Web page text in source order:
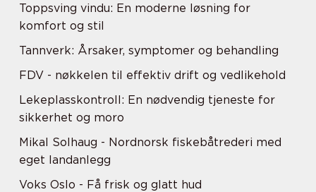
Toppsving vindu: En moderne løsning for
komfort og stil
Tannverk: Årsaker, symptomer og behandling
FDV - nøkkelen til effektiv drift og vedlikehold
Lekeplasskontroll: En nødvendig tjeneste for
sikkerhet og moro
Mikal Solhaug - Nordnorsk fiskebåtrederi med
eget landanlegg
Voks Oslo - Få frisk og glatt hud